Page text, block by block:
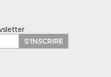
S'INSCRIRE